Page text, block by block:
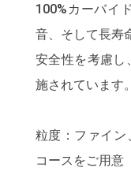
100%カーバイ
音、そして長寿
安全性を考慮し
施されています。
粒度：ファイン
コースをご用意